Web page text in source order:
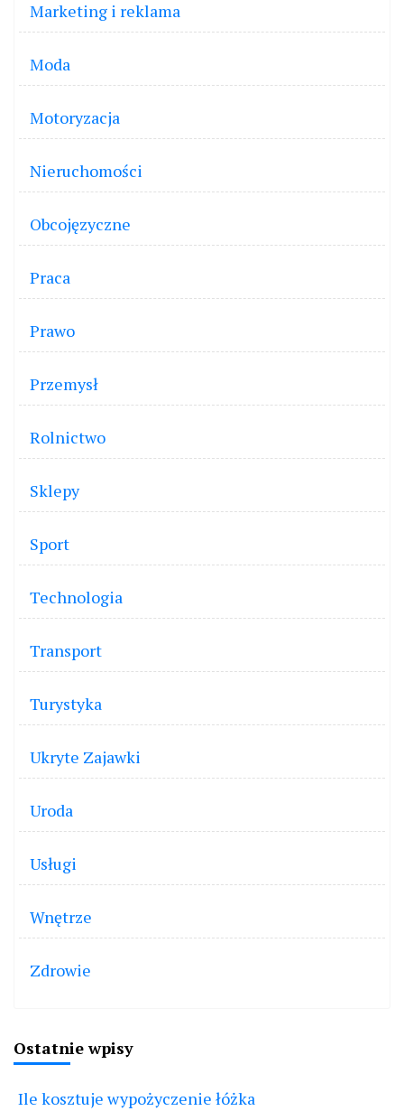
Marketing i reklama
Moda
Motoryzacja
Nieruchomości
Obcojęzyczne
Praca
Prawo
Przemysł
Rolnictwo
Sklepy
Sport
Technologia
Transport
Turystyka
Ukryte Zajawki
Uroda
Usługi
Wnętrze
Zdrowie
Ostatnie wpisy
Ile kosztuje wypożyczenie łóżka